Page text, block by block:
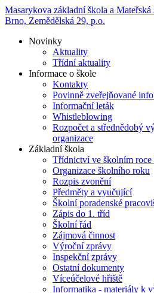
Masarykova základní škola a Mateřská
Brno, Zemědělská 29, p.o.
Novinky
Aktuality
Třídní aktuality
Informace o škole
Kontakty
Povinně zveřejňované
Informační leták
Whistleblowing
Rozpočet a střednědobý
organizace
Základní škola
Třídnictví ve školním roce
Organizace školního roku
Rozpis zvonění
Předměty a vyučující
Školní poradenské
Zápis do 1. tříd
Školní řád
Zájmová činnost
Výroční zprávy
Inspekční zprávy
Ostatní dokumenty
Víceúčelové hřiště
Informatika - materiály k